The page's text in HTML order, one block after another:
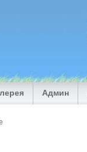
Админ